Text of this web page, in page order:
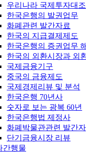
우리나라 국제투자대
한국은행의 발권업무
화폐관련 발간자료
한국의 지급결제제도
한국은행의 증권업무
한국의 외환시장과 외
국제금융기구
중국의 금융제도
국제경제리뷰 및 분석
한국은행 70년사
숫자로 보는 광복 60년
한국은행법 제정사
화폐박물관관련 발간
단기금융시장 리뷰
간행물